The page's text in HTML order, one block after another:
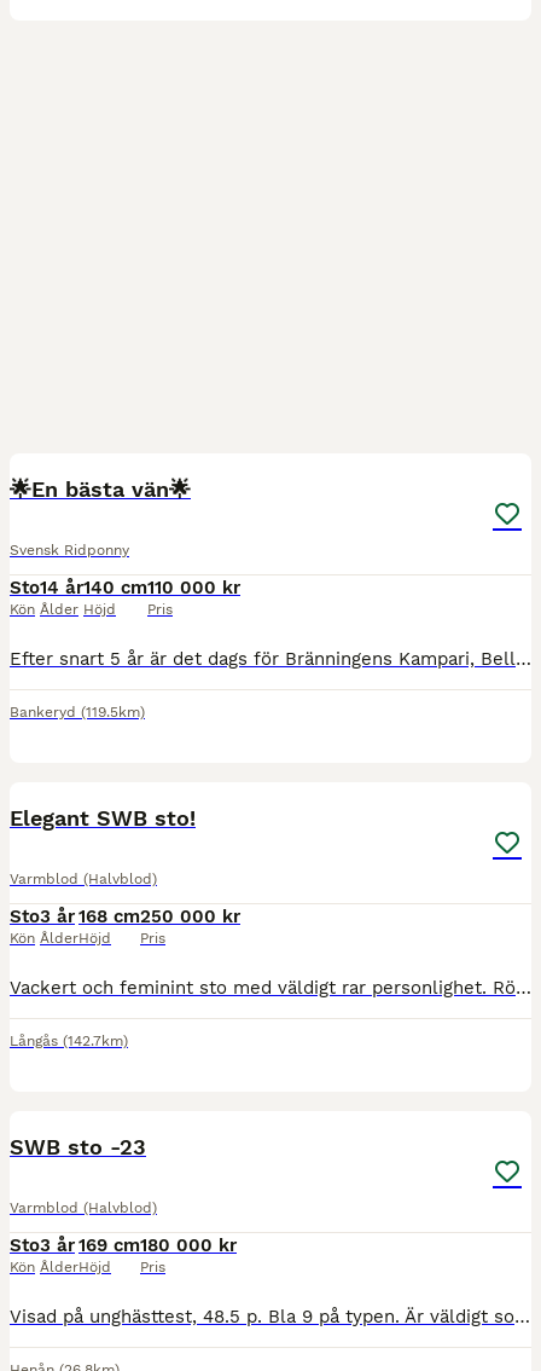
🌟En bästa vän🌟
Svensk Ridponny
Sto
Kön
14 år
Ålder
140 cm
Höjd
110 000 kr
Pris
Efter snart 5 år är det dags för Bränningens Kampari, Bella att hitta en ny ryttare. Bella är en fantastisk svensk ridponny med många fina egenskaper och en vänlig personlighet. Bella är relationssk
Bankeryd (119.5km)
Elegant SWB sto!
Varmblod (Halvblod)
Sto
Kön
3 år
Ålder
168 cm
Höjd
250 000 kr
Pris
Vackert och feminint sto med väldigt rar personlighet. Rör sig fantastiskt fint och börjar hitta sin balans med ryttare! Visades på unghästtest med bla 8 på typ, 7,5-8-7,5 på gångarterna och fina lo
Långås (142.7km)
SWB sto -23
Varmblod (Halvblod)
Sto
Kön
3 år
Ålder
169 cm
Höjd
180 000 kr
Pris
Visad på unghästtest, 48.5 p. Bla 9 på typen. Är väldigt social och snäll vid all hantering. Har varit enkel att rida in, lasta och sko. Finns ingen skadehistorik och är inte röntgad. Är inte riden må